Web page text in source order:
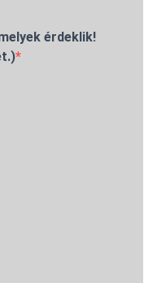
érdeklik!